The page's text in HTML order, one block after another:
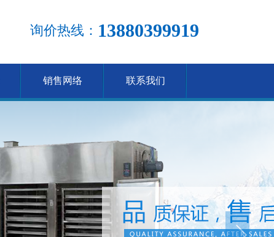
询价热线： 13880399919
销售网络 联系我们